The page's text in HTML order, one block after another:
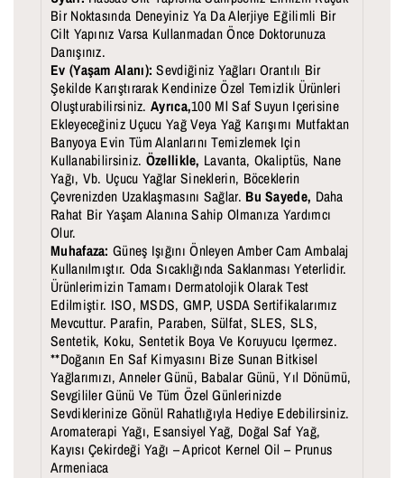
Bir Noktasında Deneyiniz Ya Da Alerjiye Eğilimli Bir
Cilt Yapınız Varsa Kullanmadan Önce Doktorunuza
Danışınız.
Ev (Yaşam Alanı): Sevdiğiniz Yağları Orantılı Bir
Şekilde Karıştırarak Kendinize Özel Temizlik Ürünleri
Oluşturabilirsiniz. Ayrıca,100 Ml Saf Suyun Içerisine
Ekleyeceğiniz Uçucu Yağ Veya Yağ Karışımı Mutfaktan
Banyoya Evin Tüm Alanlarını Temizlemek Için
Kullanabilirsiniz. Özellikle, Lavanta, Okaliptüs, Nane
Yağı, Vb. Uçucu Yağlar Sineklerin, Böceklerin
Çevrenizden Uzaklaşmasını Sağlar. Bu Sayede, Daha
Rahat Bir Yaşam Alanına Sahip Olmanıza Yardımcı
Olur.
Muhafaza: Güneş Işığını Önleyen Amber Cam Ambalaj
Kullanılmıştır. Oda Sıcaklığında Saklanması Yeterlidir.
Ürünlerimizin Tamamı Dermatolojik Olarak Test
Edilmiştir. ISO, MSDS, GMP, USDA Sertifikalarımız
Mevcuttur. Parafin, Paraben, Sülfat, SLES, SLS,
Sentetik, Koku, Sentetik Boya Ve Koruyucu Içermez.
**Doğanın En Saf Kimyasını Bize Sunan Bitkisel
Yağlarımızı, Anneler Günü, Babalar Günü, Yıl Dönümü,
Sevgililer Günü Ve Tüm Özel Günlerinizde
Sevdiklerinize Gönül Rahatlığıyla Hediye Edebilirsiniz.
Aromaterapi Yağı, Esansiyel Yağ, Doğal Saf Yağ,
Kayısı Çekirdeği Yağı – Apricot Kernel Oil – Prunus
Armeniaca